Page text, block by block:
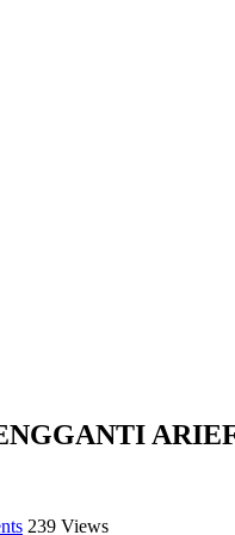
239 Views